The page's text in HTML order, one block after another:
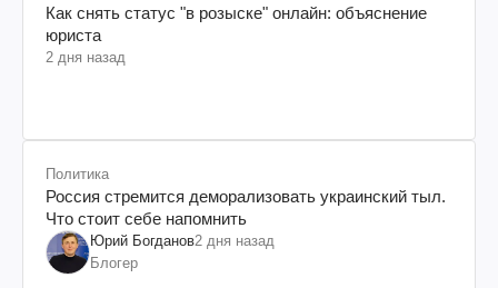
Как снять статус "в розыске" онлайн: объяснение
юриста
2 дня назад
Политика
Россия стремится деморализовать украинский тыл.
Что стоит себе напомнить
Юрий Богданов2 дня назад
Блогер